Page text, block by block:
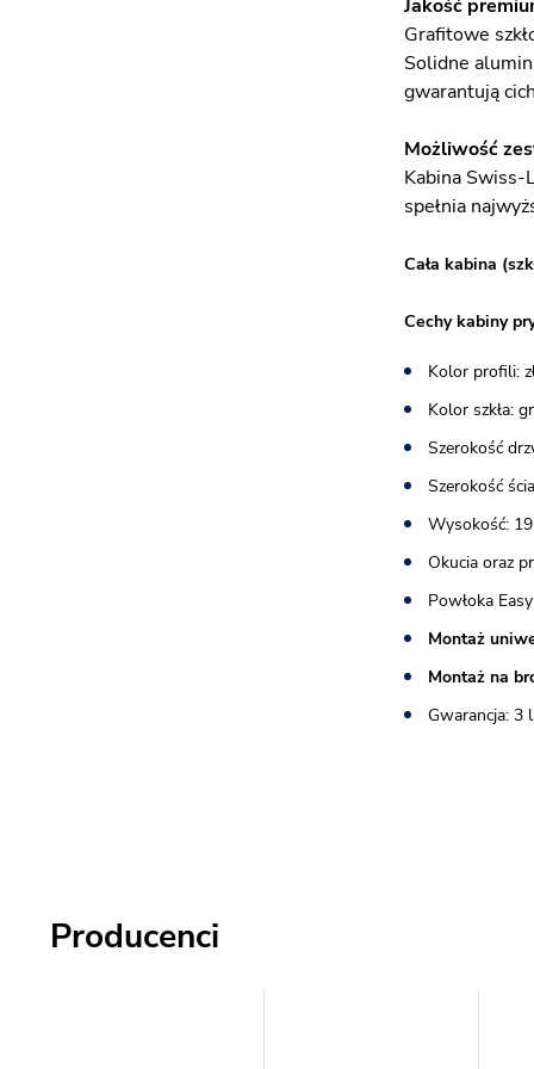
Jakość
Grafitowe
Solidne
gwarantują
Możliwość
Kabina Swiss-
spełnia
Cała kabina
Cechy kabiny
Kolor profili:
Kolor szkła:
Szerokość
Szerokość
Wysokość:
Okucia oraz
Powłoka
Montaż
Montaż na
Gwarancja: 3
Producenci